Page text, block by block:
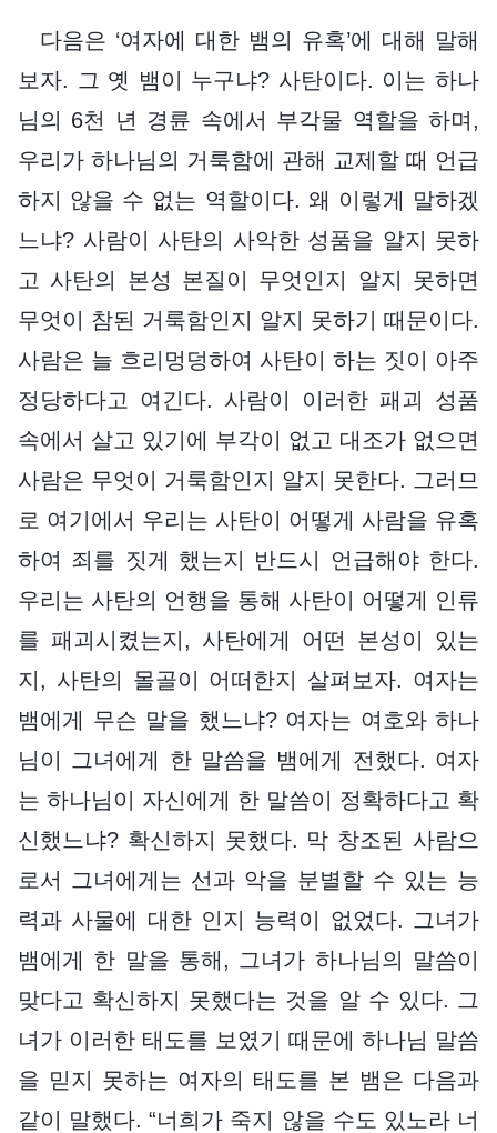
다음은 ‘여자에 대한 뱀의 유혹’에 대해 말해
보자. 그 옛 뱀이 누구냐? 사탄이다. 이는 하나
님의 6천 년 경륜 속에서 부각물 역할을 하며,
우리가 하나님의 거룩함에 관해 교제할 때 언급
하지 않을 수 없는 역할이다. 왜 이렇게 말하겠
느냐? 사람이 사탄의 사악한 성품을 알지 못하
고 사탄의 본성 본질이 무엇인지 알지 못하면
무엇이 참된 거룩함인지 알지 못하기 때문이다.
사람은 늘 흐리멍덩하여 사탄이 하는 짓이 아주
정당하다고 여긴다. 사람이 이러한 패괴 성품
속에서 살고 있기에 부각이 없고 대조가 없으면
사람은 무엇이 거룩함인지 알지 못한다. 그러므
로 여기에서 우리는 사탄이 어떻게 사람을 유혹
하여 죄를 짓게 했는지 반드시 언급해야 한다.
우리는 사탄의 언행을 통해 사탄이 어떻게 인류
를 패괴시켰는지, 사탄에게 어떤 본성이 있는
지, 사탄의 몰골이 어떠한지 살펴보자. 여자는
뱀에게 무슨 말을 했느냐? 여자는 여호와 하나
님이 그녀에게 한 말씀을 뱀에게 전했다. 여자
는 하나님이 자신에게 한 말씀이 정확하다고 확
신했느냐? 확신하지 못했다. 막 창조된 사람으
로서 그녀에게는 선과 악을 분별할 수 있는 능
력과 사물에 대한 인지 능력이 없었다. 그녀가
뱀에게 한 말을 통해, 그녀가 하나님의 말씀이
맞다고 확신하지 못했다는 것을 알 수 있다. 그
녀가 이러한 태도를 보였기 때문에 하나님 말씀
을 믿지 못하는 여자의 태도를 본 뱀은 다음과
같이 말했다. “너희가 죽지 않을 수도 있노라 너